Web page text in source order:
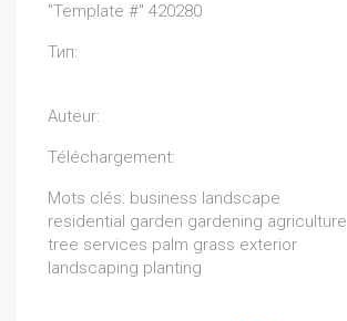
"Template #" 420280
Тип:
Auteur:
Téléchargement:
Mots clés: business landscape
residential garden gardening agriculture
tree services palm grass exterior
landscaping planting